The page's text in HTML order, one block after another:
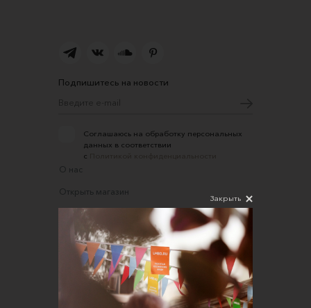
Подпишитесь на новости
Соглашаюсь на обработку персональных
данных в соответствии
с
О нас
Открыть магазин
Участие в офлайн-маркете
FAQ
Требования к фотографиям
Обратная связь
Соглашение об оказании услуг
Закрыть